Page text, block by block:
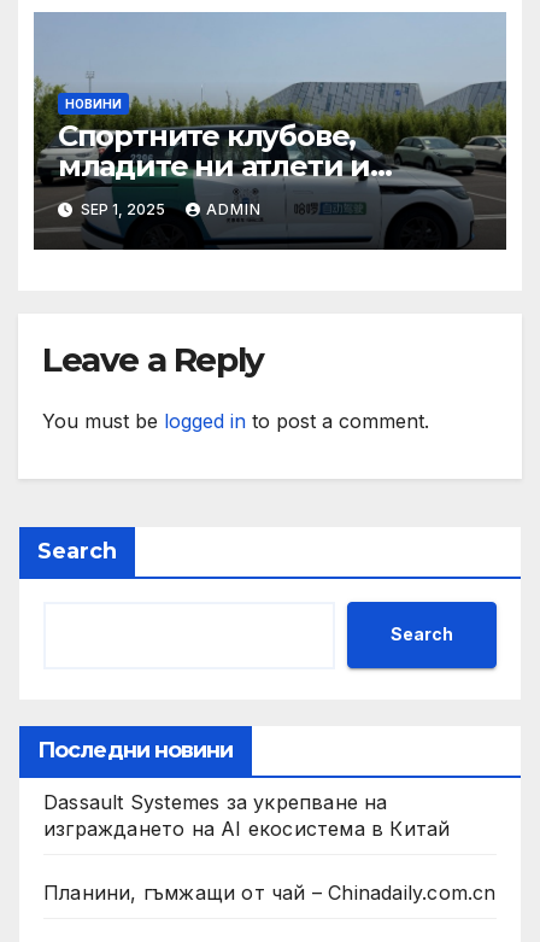
НОВИНИ
Спортните клубове,
младите ни атлети и
техните треньори имат
нужда от нашата подкрепа
и ние ще им я осигурим
SEP 1, 2025 ADMIN
Leave a Reply
You must be logged in to post a comment.
Search
Search
Последни новини
Dassault Systemes за укрепване на
изграждането на AI екосистема в Китай
Планини, гъмжащи от чай – Chinadaily.com.cn